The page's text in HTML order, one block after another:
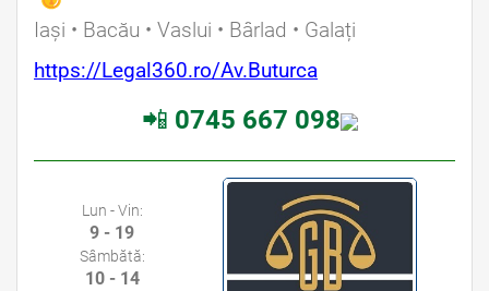
Iași • Bacău • Vaslui • Bârlad • Galați
https://Legal360.ro/Av.Buturca
📲 0745 667 098
Lun - Vin:
9 - 19
Sâmbătă:
10 - 14